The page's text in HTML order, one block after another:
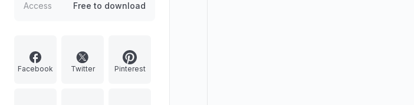
Access
Free to download
Facebook Twitter Pinterest